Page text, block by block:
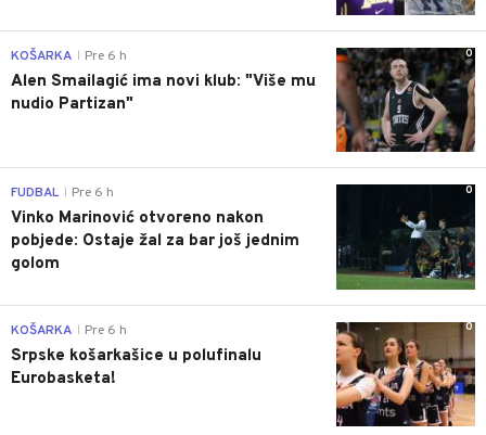
0
KOŠARKA Pre 6 h
Alen Smailagić ima novi klub: "Više mu
nudio Partizan"
0
FUDBAL Pre 6 h
Vinko Marinović otvoreno nakon
pobjede: Ostaje žal za bar još jednim
golom
0
KOŠARKA Pre 6 h
Srpske košarkašice u polufinalu
Eurobasketa!